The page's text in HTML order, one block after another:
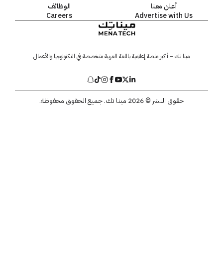
أعلن معنا
Advertise with Us
الوظائف
Careers
مينا تك – أكبر منصة إعلامية باللغة العربية متخصصة في التكنولوجيا والأعمال
حقوق النشر © 2026 مينا تك. جميع الحقوق محفوظة.